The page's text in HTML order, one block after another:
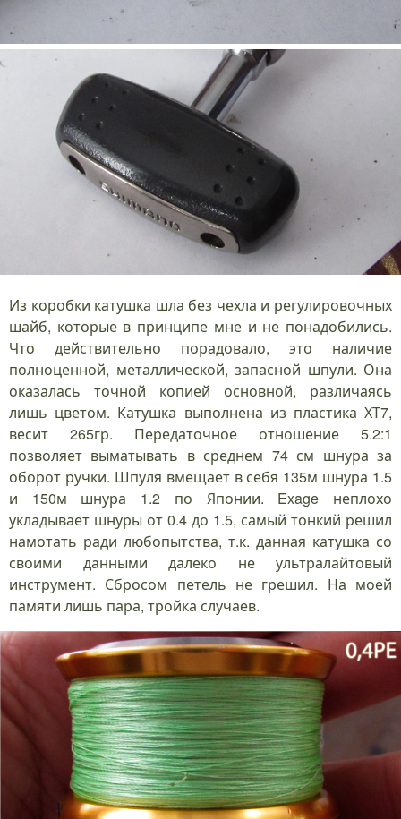
Из коробки катушка шла без чехла и регулировочных
шайб, которые в принципе мне и не понадобились.
Что действительно порадовало, это наличие
полноценной, металлической, запасной шпули. Она
оказалась точной копией основной, различаясь
лишь цветом. Катушка выполнена из пластика ХТ7,
весит 265гр. Передаточное отношение 5.2:1
позволяет выматывать в среднем 74 см шнура за
оборот ручки. Шпуля вмещает в себя 135м шнура 1.5
и 150м шнура 1.2 по Японии. Exage неплохо
укладывает шнуры от 0.4 до 1.5, самый тонкий решил
намотать ради любопытства, т.к. данная катушка со
своими данными далеко не ультралайтовый
инструмент. Сбросом петель не грешил. На моей
памяти лишь пара, тройка случаев.